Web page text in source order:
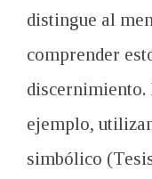
distingue al
comprender
discernimiento.
ejemplo,
simbólico